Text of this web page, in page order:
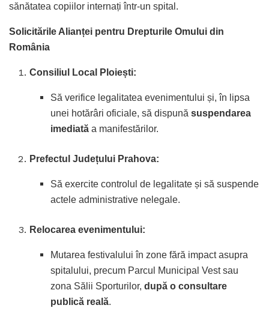
sănătatea copiilor internați într-un spital.
Solicitările Alianței pentru Drepturile Omului din
România
Consiliul Local Ploiești:
Să verifice legalitatea evenimentului și, în lipsa
unei hotărâri oficiale, să dispună suspendarea
imediatăa manifestărilor.
Prefectul Județului Prahova:
Să exercite controlul de legalitate și să suspende
actele administrative nelegale.
Relocarea evenimentului:
Mutarea festivalului în zone fără impact asupra
spitalului, precum Parcul Municipal Vest sau
zona Sălii Sporturilor, după o consultare
publică reală.